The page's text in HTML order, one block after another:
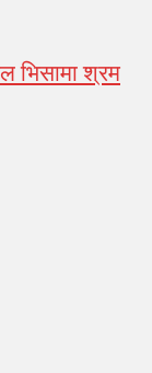
भिसामा श्रम